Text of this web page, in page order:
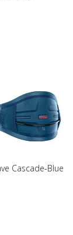
Cascade-Blue